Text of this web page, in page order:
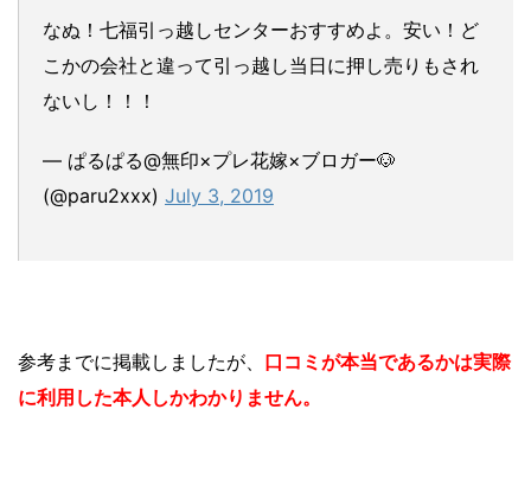
なぬ！七福引っ越しセンターおすすめよ。安い！ど
こかの会社と違って引っ越し当日に押し売りもされ
ないし！！！
— ぱるぱる@無印×プレ花嫁×ブロガー🐶
(@paru2xxx) July 3, 2019
参考までに掲載しましたが、 口コミが本当であるかは実際
に利用した本人しかわかりません。